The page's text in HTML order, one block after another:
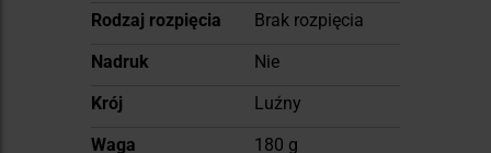
Rodzaj rozpięcia
Brak rozpięcia
Nadruk
Nie
Krój
Luźny
Waga
180 g